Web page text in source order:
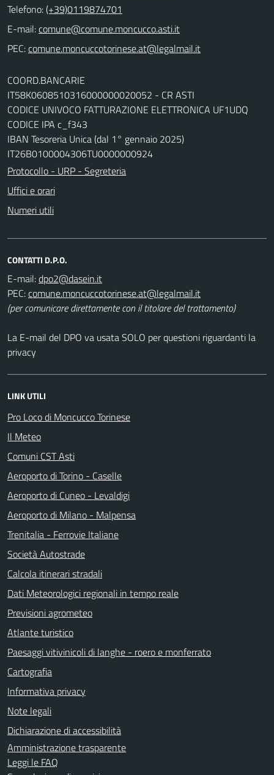
Telefono:(+39)0119874701
E-mail:comune@comune.moncucco.asti.it
PEC:comune.moncuccotorinese.at@legalmail.it
COORD.BANCARIE
IT58K0608510316000000020052 - CR ASTI
CODICE UNIVOCO FATTURAZIONE ELETTRONICA UF1UDQ
CODICE IPA c_f343
IBAN Tesoreria Unica (dal 1° gennaio 2025)
IT26B0100004306TU0000000924
Protocollo - URP - Segreteria
Uffici e orari
Numeri utili
CONTATTI D.P.O.
E-mail:dpo2@dasein.it
PEC:comune.moncuccotorinese.at@legalmail.it
(per comunicare direttamente con il titolare del trattamento)
La E-mail del DPO va usata SOLO per questioni riguardanti la
privacy
LINK UTILI
Pro Loco di Moncucco Torinese
Il Meteo
Comuni CST Asti
Aeroporto di Torino - Caselle
Aeroporto di Cuneo - Levaldigi
Aeroporto di Milano - Malpensa
Trenitalia - Ferrovie Italiane
Società Autostrade
Calcola itinerari stradali
Dati Meteorologici regionali in tempo reale
Previsioni agrometeo
Atlante turistico
Paesaggi vitivinicoli di langhe - roero e monferrato
Cartografia
Informativa privacy
Note legali
Dichiarazione di accessibilità
Amministrazione trasparente
Leggi le FAQ